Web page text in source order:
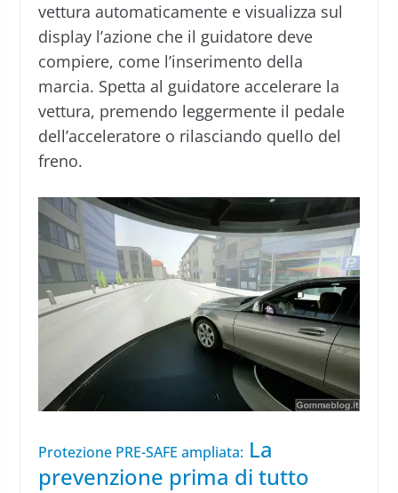
vettura automaticamente e visualizza sul
display l’azione che il guidatore deve
compiere, come l’inserimento della
marcia. Spetta al guidatore accelerare la
vettura, premendo leggermente il pedale
dell’acceleratore o rilasciando quello del
freno.
Protezione PRE-SAFE ampliata: La
prevenzione prima di tutto